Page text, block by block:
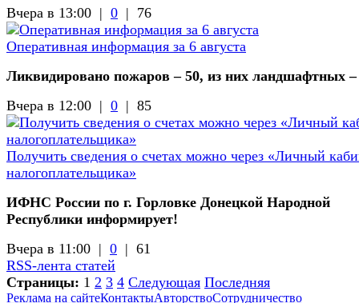
Вчера в 13:00 | 0 | 76
Оперативная информация за 6 августа
Ликвидировано пожаров – 50, из них ландшафтных –
Вчера в 12:00 | 0 | 85
Получить сведения о счетах можно через «Личный
налогоплательщика»
ИФНС России по г. Горловке Донецкой Народной
Республики информирует!
Вчера в 11:00 | 0 | 61
RSS-лента статей
Страницы: 1 2 3 4 Следующая Последняя
Реклама на сайтеКонтактыАвторствоСотрудничество